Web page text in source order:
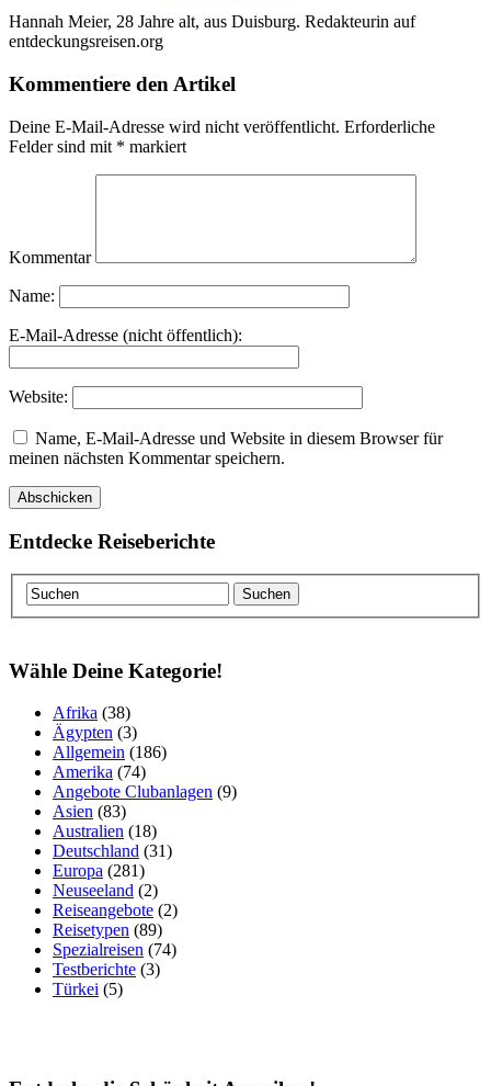
Hannah Meier, 28 Jahre alt, aus Duisburg. Redakteurin auf
entdeckungsreisen.org
Kommentiere den Artikel
Deine E-Mail-Adresse wird nicht veröffentlicht. Erforderliche
Felder sind mit * markiert
Kommentar
Name:
E-Mail-Adresse (nicht öffentlich):
Website:
Name, E-Mail-Adresse und Website in diesem Browser für
meinen nächsten Kommentar speichern.
Entdecke Reiseberichte
Wähle Deine Kategorie!
Afrika (38)
Ägypten (3)
Allgemein (186)
Amerika (74)
Angebote Clubanlagen (9)
Asien (83)
Australien (18)
Deutschland (31)
Europa (281)
Neuseeland (2)
Reiseangebote (2)
Reisetypen (89)
Spezialreisen (74)
Testberichte (3)
Türkei (5)